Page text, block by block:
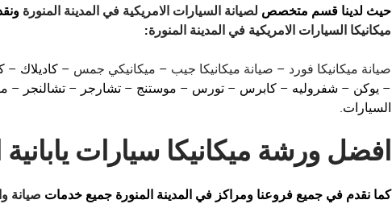
حيث لدينا قسم متخصص لصيانة السيارات الامريكية في المدينة المنورة
ميكانيكا السيارات الامريكية في المدينة المنورة:
صيانة ميكانيكا فورد – صيانة ميكانيكا جيب – ميكانيكي جمس – كاديلاك –
– يوكن – شفروليه – كابرس – تورس – موستنج – تشارجر – تشالنجر –
السيارات.
افضل ورشة ميكانيكا سيارات يابانية
كما نقدم في جميع فروعنا ومراكز في المدينة المنورة جميع خدمات صيانة